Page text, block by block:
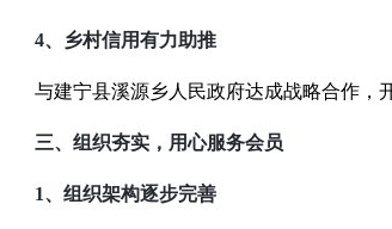
4、 乡村信用有力助推
与建宁县溪源乡人民政府达成战略合作，
三、组织夯实，用心服务会员
1、 组织架构逐步完善